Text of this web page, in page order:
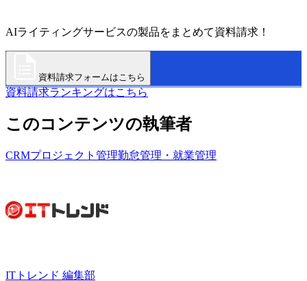
AIライティングサービスの製品をまとめて資料請求！
資料請求フォームはこちら
資料請求ランキングはこちら
このコンテンツの執筆者
CRMプロジェクト管理勤怠管理・就業管理
ITトレンド 編集部